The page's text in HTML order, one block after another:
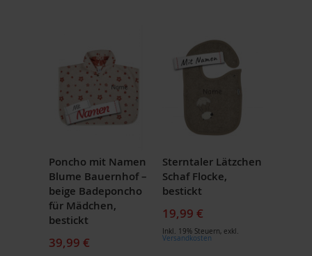
Poncho mit Namen
Blume Bauernhof –
beige Badeponcho
für Mädchen,
bestickt
39,99 €
Sterntaler Lätzchen
Schaf Flocke,
bestickt
19,99 €
Inkl. 19% Steuern, exkl.
Versandkosten